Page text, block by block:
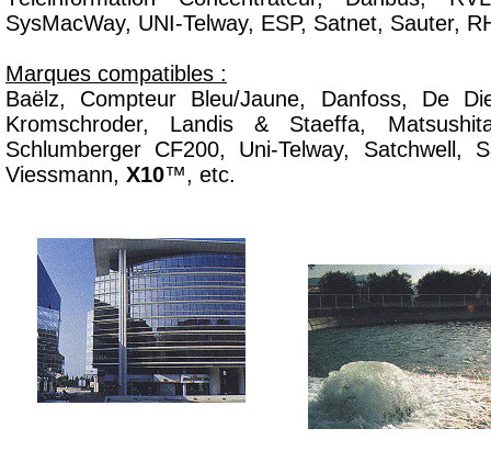
SysMacWay, UNI-Telway, ESP, Satnet, Sauter,
Marques compatibles :
Baëlz, Compteur Bleu/Jaune, Danfoss, De
Kromschroder, Landis & Staeffa,
Schlumberger CF200, Uni-Telway, Satchwell,
Viessmann, X10™, etc.